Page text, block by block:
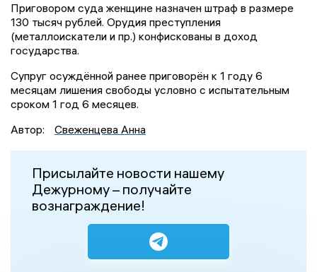
Приговором суда женщине назначен штраф в размере
130 тысяч рублей. Орудия преступления
(металлоискатели и пр.) конфискованы в доход
государства.
Супруг осуждённой ранее приговорён к 1 году 6
месяцам лишения свободы условно с испытательным
сроком 1 год 6 месяцев.
Автор:
Свеженцева Анна
Присылайте новости нашему
Дежурному – получайте
вознаграждение!